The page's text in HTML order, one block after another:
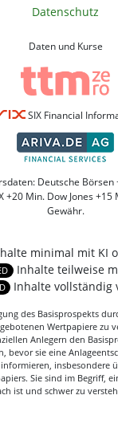
Datenschutz
Daten und Kurse
SIX Financial
Deutsche Börsen
+20 Min. Dow Jones
Gewähr.
minimal mit KI
Inhalte teilweise
Inhalte vollständig
des Basisprospekts
Wertpapiere zu
Anlegern den
bevor sie eine
insbesondere
Sie sind im Begriff,
ist und schwer zu